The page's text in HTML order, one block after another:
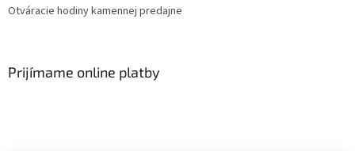
Otváracie hodiny kamennej predajne
Prijímame online platby